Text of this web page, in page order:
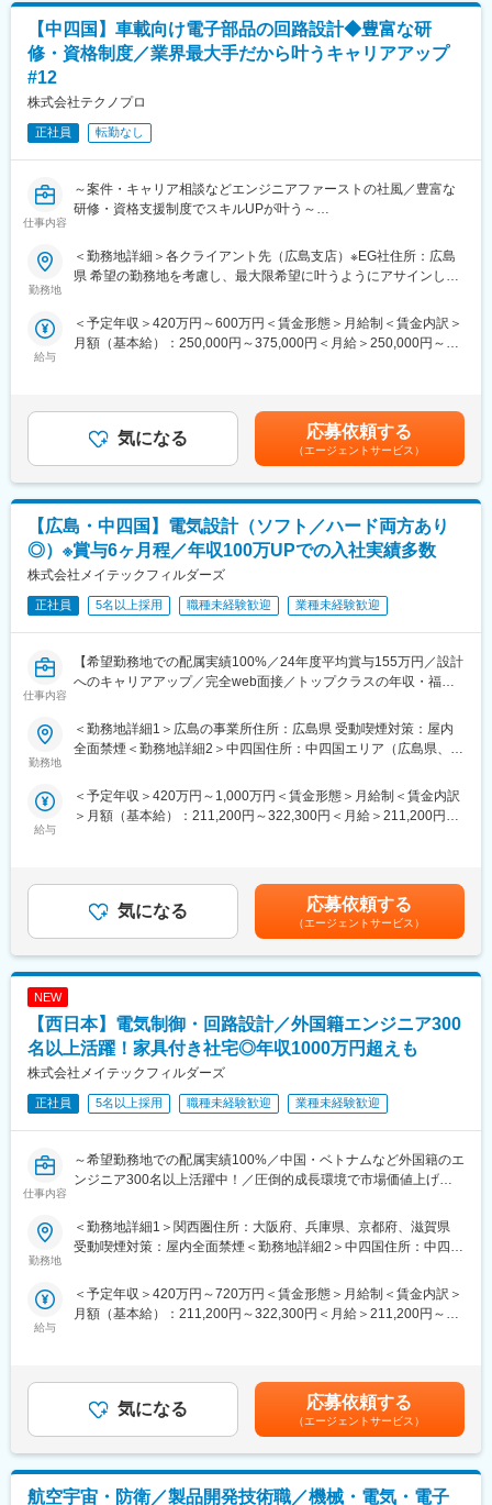
ます。足りないスキルは研修で取得するなどの環境が整っていま
す。
ておりますが、メイテックフィルダーズは開発・設計はもちろん
評価・試験、生産技術、保守・メンテナンスまでの幅広い工程を
変更の範囲：会社の定める業務
・面接の中で具体的な案件の話があり、働くイメージがついた。
・当初アウトソーシング業界という点で不安を感じていたが、面
接で教育制度や会社の方向性、社員へのフォロー体制がしっかり
（1）CDA制度：元エンジニアのキャリアデザインアドバイザー
（CDA）が各支店に在籍し、社員のキャリアアップ、自己実現に
向け配属先や受講する研修などの相談アドバイスをしています。
ングで1日時間を取り、業務への不安解消や配属環境面の不安解消
のサポートを行います。
◎エンジニアファースト：めまぐるしいスピードで変化する市場
に合わせて技術の重要性、難易度、時代の要求度を整理した【技
術戦略マップ】を作成しております。社員の夢を実現まで応援す
から共に考え最適なキャリアを描く風土があります。
◎圧倒的な研修制度：一般的な研修制度はもちろん、さらにベー
変更の範囲：会社の定める業務
【中四国】車載向け電子部品の回路設計◆豊富な研
修・資格制度／業界最大手だから叶うキャリアアップ
#12
株式会社テクノプロ
正社員 転勤なし
仕事内容
～案件・キャリア相談などエンジニアファーストの社風／豊富な
研修・資格支援制度でスキルUPが叶う～
■業務概要：
駐在先の企業様にて以下業務をお任せいたします。
価
・客先との仕様調整
■仕事の特色：
・社員定着率90%以上
・中途社員入社比率85%以上
・月平均残業時間も少なくワークライフバランス充実
・資格取得報奨金あり
■プロジェクトのアサイン方法：
1）営業より案件提案
2）スキルシート作成（職務経歴書に似たものを担当営業と一緒に
作成していただきます。）
4）ご意向確認
5）配属
て、双方合意のもと、プロジェクト確定となりますので、一方的
にプロジェクトを依頼することはございません。
200種類以上の豊富なプログラム内容を揃えています。
【テクノプロ・ラーニング】※社内承認を得た講座は全額会社負
【Winラーニング】
情報系研修／電気・電子系研修／階層別研修／インフラ系研修／
機械系研修／ヒューマンビジネス系研修／化学系研修
【Winスクール】
全国主要都市48カ所に教室を展開しているグループ会社の運営す
る講習を受講できます。
【スキルアップのための支援体制】
・キャリアデザインアドバイザー
エンジニアとしてのキャリアデザインや業務に関するご相談に応
えます。
ております。
・大企業ならではの案件数：日系大手メーカーやSler、通信系、
官公庁、金融証券等、大手企業を中心に800を超す取引先を有し
ております。
しているため、エンジニアの希望やスキルに応じたアサインが可
能であり、やりたい仕事や成長できる案件にアサインできる可能
勤務地
＜勤務地詳細＞各クライアント先（広島支店）※EG社住所：広島
県 希望の勤務地を考慮し、最大限希望に叶うようにアサインしま
給与
＜予定年収＞420万円～600万円＜賃金形態＞月給制＜賃金内訳＞
月額（基本給）：250,000円～375,000円＜月給＞250,000円～
ます。■昇給：年1回（7月）■賞与：年2回 夏（6月）・冬（12
月）賃金はあくまでも目安の金額であり、選考を通じて上下する
可能性があります。月給(月額)は固定手当を含めた表記です。
気になる 応募依頼する
（エージェントサービス）
【広島・中四国】電気設計（ソフト／ハード両方あり
◎）※賞与6ヶ月程／年収100万UPでの入社実績多数
株式会社メイテックフィルダーズ
正社員 5名以上採用 職種未経験歓迎 業種未経験歓迎
仕事内容
【希望勤務地での配属実績100%／24年度平均賞与155万円／設計
へのキャリアアップ／完全web面接／トップクラスの年収・福利
電気制御設計、マイコン応用、LSI設計、伝送無線回路、高周波回
路、電源回路などのアナログ・デジタル回路設計、その他機器デ
先輩エンジニアが所属していることがほとんどなので、ご安心い
ただけます。
【社員一人当たりの1年間の研修費第5位】
各専門ごとの技術研修から、ビジネスマナーなど一般的な研修ま
で、業界ナンバーワンのグループ研修体制を整えています。その
結果が、「離職率：約7％（製造業平均約12％）」という実績に
表れています。研修センターは厚木、名古屋をはじめとして全国
【安心のフォロー環境】
営業担当と密に連絡を取る体制はもちろん、配属は既存先が中心
のため、すでに同社のエンジニアが在籍していることが多いで
す。
【社内保有案件が可視化＆チャレンジ可能】
同社はエンジニアに全国の保有案件を可視化しています。自身の
ます。足りないスキルは研修にて取得するなどの環境が整ってい
ます。
◎働き方改善可能！完全週休2日制／年休124日／平均残業時間月
20H
が社内に公開）
◎年収100万円UPでのご入社実績も多数
■メイテックとメイテックフィルダーズの特徴について：
メイテックは設計フェーズを中心とした高単価の案件を中心にし
ておりますが、メイテックフィルダーズは開発・設計はもちろん
評価・試験、生産技術、保守・メンテナンスまでの幅広い工程を
担当しています。その為勤務地については優遇がしやすいのが同
勤務地
＜勤務地詳細1＞広島の事業所住所：広島県 受動喫煙対策：屋内
全面禁煙＜勤務地詳細2＞中四国住所：中四国エリア（広島県、山
更の範囲：会社の定める事業所（リモートワーク含む）
給与
＜予定年収＞420万円～1,000万円＜賃金形態＞月給制＜賃金内訳
＞月額（基本給）：211,200円～322,300円＜月給＞211,200円～
EMC認定試験業務（2）前職：産業用装置メーカー（27歳）370
万円提示年収：430万初回配属：次世代ADAS製品開発業務賃金は
あくまでも目安の金額であり、選考を通じて上下する可能性があ
ります。月給(月額)は固定手当を含めた表記です。
気になる 応募依頼する
（エージェントサービス）
NEW
【西日本】電気制御・回路設計／外国籍エンジニア300
名以上活躍！家具付き社宅◎年収1000万円超えも
株式会社メイテックフィルダーズ
正社員 5名以上採用 職種未経験歓迎 業種未経験歓迎
仕事内容
～希望勤務地での配属実績100%／中国・ベトナムなど外国籍のエ
ンジニア300名以上活躍中！／圧倒的成長環境で市場価値上げた
＜おすすめポイント＞
◎年間900回以上のエンジニア主催技術勉強会で圧倒的成長環境
◎業界や職種を超えたメイテックの仲間とつながり自主勉強会も
ション制度
◎配属先メーカーの現場新入社員OJT・技術指導を担うほどの技
術力への圧倒的信頼
◎東証プライム上場企業グループ
◎メイテックグループで1300社以上と取引！安定性◎リーマンシ
ョック時もリストラなし
勤務地
＜勤務地詳細1＞関西圏住所：大阪府、兵庫県、京都府、滋賀県
受動喫煙対策：屋内全面禁煙＜勤務地詳細2＞中四国住所：中四国
策：屋内全面禁煙変更の範囲：会社の定める事業所（リモートワ
ーク含む）
給与
＜予定年収＞420万円～720万円＜賃金形態＞月給制＜賃金内訳＞
月額（基本給）：211,200円～322,300円＜月給＞211,200円～
水中ロボットの開発（2）前職：技術者派遣(31歳)280万円提示年
収：435万円（手当含む）初回配属：プリント基板用の露光機の
開発賃金はあくまでも目安の金額であり、選考を通じて上下する
可能性があります。月給(月額)は固定手当を含めた表記です。
気になる 応募依頼する
（エージェントサービス）
航空宇宙・防衛／製品開発技術職／機械・電気・電子